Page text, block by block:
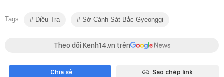
Tags Điều Tra Sở Cảnh Sát Bắc Gyeonggi
Theo dõi Kenh14.vn trên
Chia sẻ Sao chép link